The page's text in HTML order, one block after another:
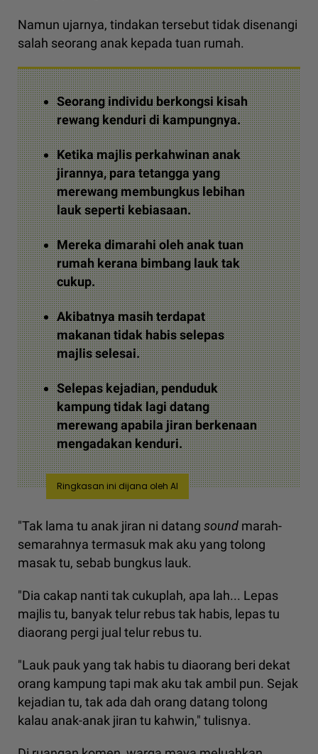
Namun ujarnya, tindakan tersebut tidak disenangi
salah seorang anak kepada tuan rumah.
Seorang individu berkongsi kisah
rewang kenduri di kampungnya.
Ketika majlis perkahwinan anak
jirannya, para tetangga yang
merewang membungkus lebihan
lauk seperti kebiasaan.
Mereka dimarahi oleh anak tuan
rumah kerana bimbang lauk tak
cukup.
Akibatnya masih terdapat
makanan tidak habis selepas
majlis selesai.
Selepas kejadian, penduduk
kampung tidak lagi datang
merewang apabila jiran berkenaan
mengadakan kenduri.
Ringkasan ini dijana oleh AI
"Tak lama tu anak jiran ni datang sound marah-
semarahnya termasuk mak aku yang tolong
masak tu, sebab bungkus lauk.
"Dia cakap nanti tak cukuplah, apa lah... Lepas
majlis tu, banyak telur rebus tak habis, lepas tu
diaorang pergi jual telur rebus tu.
"Lauk pauk yang tak habis tu diaorang beri dekat
orang kampung tapi mak aku tak ambil pun. Sejak
kejadian tu, tak ada dah orang datang tolong
kalau anak-anak jiran tu kahwin," tulisnya.